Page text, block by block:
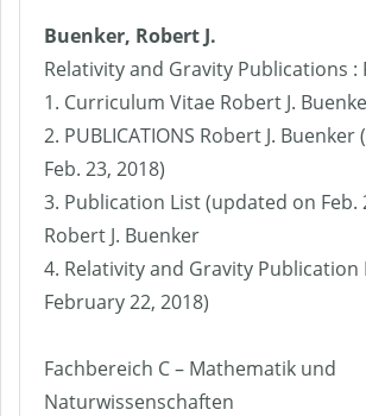
Buenker, Robert J.
Relativity and Gravity Publications :
1. Curriculum Vitae Robert J.
2. PUBLICATIONS Robert J.
Feb. 23, 2018)
3. Publication List (updated on Feb.
Robert J. Buenker
4. Relativity and Gravity Publication
February 22, 2018)
Fachbereich C – Mathematik und
Naturwissenschaften